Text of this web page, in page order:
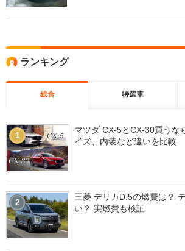
ランキング
総合 特選車
1
マツダ CX-5とCX-30買うな
イズ、内装など違いを比較
2
三菱 デリカD:5の燃費は？
い？ 実燃費も検証